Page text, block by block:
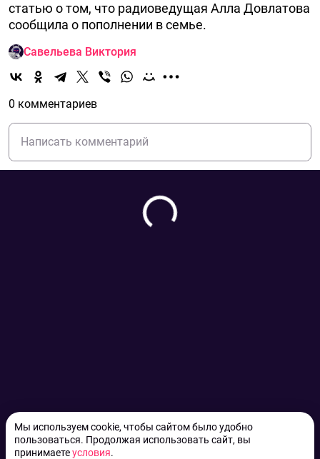
Мы используем cookie, чтобы сайтом было удобно
пользоваться. Продолжая использовать сайт, вы
принимаетеусловия.
статью о том, что радиоведущая Алла Довлатова
сообщила о пополнении в семье.
Савельева Виктория
0 комментариев